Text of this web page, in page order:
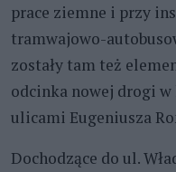
prace ziemne i przy
tramwajowo-
zostały tam też
odcinka nowej drogi
ulicami Eugeniusza
Dochodzące do ul.